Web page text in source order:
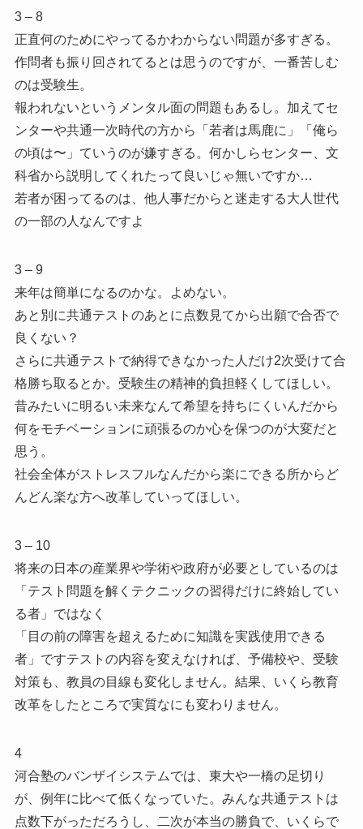
3 – 8
正直何のためにやってるかわからない問題が多すぎる。
作問者も振り回されてるとは思うのですが、一番苦しむ
のは受験生。
報われないというメンタル面の問題もあるし。加えてセ
ンターや共通一次時代の方から「若者は馬鹿に」「俺ら
の頃は〜」ていうのが嫌すぎる。何かしらセンター、文
科省から説明してくれたって良いじゃ無いですか…
若者が困ってるのは、他人事だからと迷走する大人世代
の一部の人なんですよ︎
3 – 9
来年は簡単になるのかな。よめない。
あと別に共通テストのあとに点数見てから出願で合否で
良くない？
さらに共通テストで納得できなかった人だけ2次受けて合
格勝ち取るとか。受験生の精神的負担軽くしてほしい。
昔みたいに明るい未来なんて希望を持ちにくいんだから
何をモチベーションに頑張るのか心を保つのが大変だと
思う。
社会全体がストレスフルなんだから楽にできる所からど
んどん楽な方へ改革していってほしい。
3 – 10
将来の日本の産業界や学術や政府が必要としているのは
「テスト問題を解くテクニックの習得だけに終始してい
る者」ではなく
「目の前の障害を超えるために知識を実践使用できる
者」ですテストの内容を変えなければ、予備校や、受験
対策も、教員の目線も変化しません。結果、いくら教育
改革をしたところで実質なにも変わりません。
4
河合塾のバンザイシステムでは、東大や一橋の足切り
が、例年に比べて低くなっていた。みんな共通テストは
点数下がっただろうし、二次が本当の勝負で、いくらで